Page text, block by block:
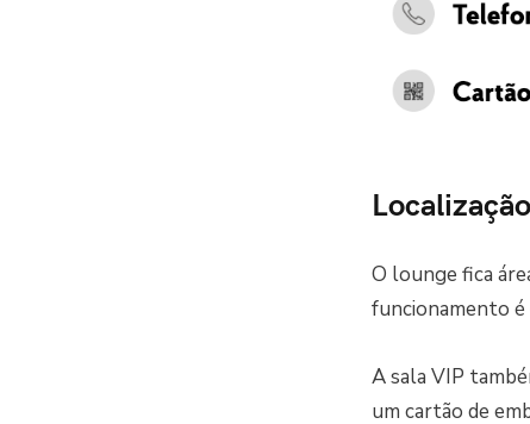
O lounge fica
funcionamento é
A sala VIP
um cartão de